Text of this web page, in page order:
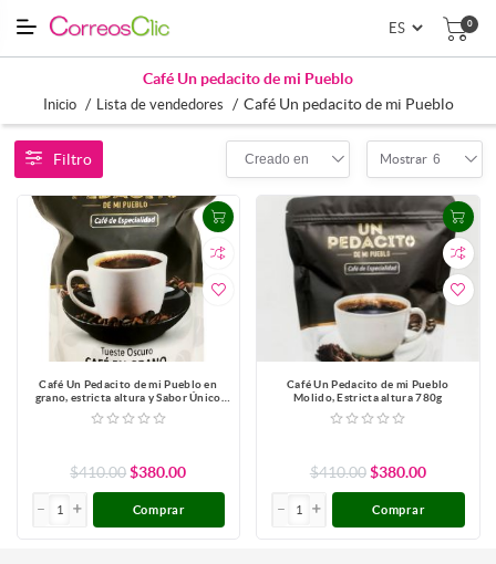
0
Café Un pedacito de mi Pueblo
Inicio / Lista de vendedores / Café Un pedacito de mi Pueblo
Filtro Creado en Mostrar 6
Café Un Pedacito de mi Pueblo en
grano, estricta altura y Sabor Único
780g
$410.00 $380.00
Comprar
Café Un Pedacito de mi Pueblo
Molido, Estricta altura 780g
$410.00 $380.00
Comprar